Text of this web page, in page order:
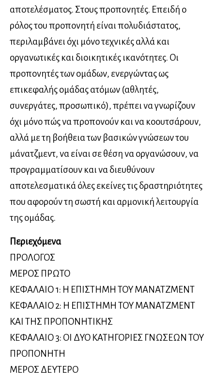
αποτελέσματος. Στους προπονητές. Επειδή ο
ρόλος του προπονητή είναι πολυδιάστατος,
περιλαμβάνει όχι μόνο τεχνικές αλλά και
οργανωτικές και διοικητικές ικανότητες. Οι
προπονητές των ομάδων, ενεργώντας ως
επικεφαλής ομάδας ατόμων (αθλητές,
συνεργάτες, προσωπικό), πρέπει να γνωρίζουν
όχι μόνο πώς να προπονούν και να κοουτσάρουν,
αλλά με τη βοήθεια των βασικών γνώσεων του
μάνατζμεντ, να είναι σε θέση να οργανώσουν, να
προγραμματίσουν και να διευθύνουν
αποτελεσματικά όλες εκείνες τις δραστηριότητες
που αφορούν τη σωστή και αρμονική λειτουργία
της ομάδας.
Περιεχόμενα
ΠΡΟΛΟΓΟΣ
ΜΕΡΟΣ ΠΡΩΤΟ
ΚΕΦΑΛΑΙΟ 1: Η ΕΠΙΣΤΗΜΗ ΤΟΥ ΜΑΝΑΤΖΜΕΝΤ
ΚΕΦΑΛΑΙΟ 2: Η ΕΠΙΣΤΗΜΗ ΤΟΥ ΜΑΝΑΤΖΜΕΝΤ
ΚΑΙ ΤΗΣ ΠΡΟΠΟΝΗΤΙΚΗΣ
ΚΕΦΑΛΑΙΟ 3: ΟΙ ΔΥΟ ΚΑΤΗΓΟΡΙΕΣ ΓΝΩΣΕΩΝ ΤΟΥ
ΠΡΟΠΟΝΗΤΗ
ΜΕΡΟΣ ΔΕΥΤΕΡΟ